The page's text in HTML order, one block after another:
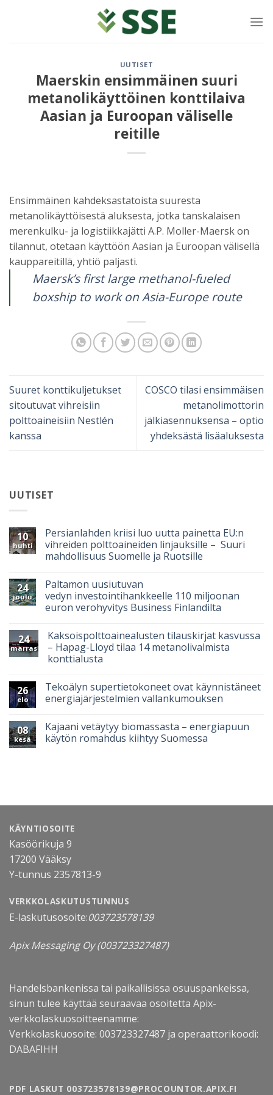
UUTISET
Maerskin ensimmäinen suuri
metanolikäyttöinen konttilaiva
Aasian ja Euroopan väliselle
reitille
Ensimmäinen kahdeksastatoista suuresta
metanolikäyttöisestä aluksesta, jotka tanskalaisen
merenkulku- ja logistiikkajätti A.P. Moller-Maersk on
tilannut, otetaan käyttöön Aasian ja Euroopan välisellä
kauppareitillä, yhtiö paljasti.
Maersk’s first large methanol-fueled
boxship to work on Asia-Europe route
Suuret konttikuljetukset
sitoutuvat vihreisiin
polttoaineisiin Nestlén
kanssa
COSCO tilasi ensimmäisen
metanolimottorin
jälkiasennuksensa – optio
yhdeksästä lisäaluksesta
UUTISET
10
huhti
Persianlahden kriisi luo uutta painetta EU:n
vihreiden polttoaineiden linjauksille – Suuri
mahdollisuus Suomelle ja Ruotsille
24
joulu
Paltamon uusiutuvan
vedyn investointihankkeelle 110 miljoonan
euron verohyvitys Business Finlandilta
24
marras
Kaksoispolttoainealusten tilauskirjat kasvussa
– Hapag-Lloyd tilaa 14 metanolivalmista
konttialusta
26
elo
Tekoälyn supertietokoneet ovat käynnistäneet
energiajärjestelmien vallankumouksen
08
kesä
Kajaani vetäytyy biomassasta – energiapuun
käytön romahdus kiihtyy Suomessa
KÄYNTIOSOITE
Kasöörikuja 9
17200 Vääksy
Y-tunnus 2357813-9
VERKKOLASKUTUSTUNNUS
E-laskutusosoite:003723578139
Apix Messaging Oy(003723327487)
Handelsbankenissa tai paikallisissa osuuspankeissa,
sinun tulee käyttää seuraavaa osoitetta Apix-
verkkolaskuosoitteenamme:
Verkkolaskuosoite: 003723327487 ja operaattorikoodi:
DABAFIHH
PDF LASKUT 003723578139@PROCOUNTOR.APIX.FI